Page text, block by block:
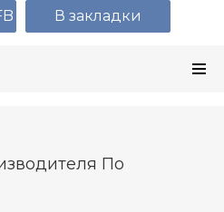
По
В закладки